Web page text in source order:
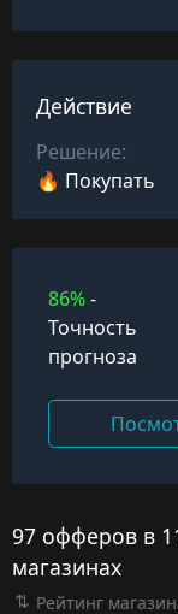
Действие
Решение:
🔥 Покупать
86%-
Точность
прогноза
97 офферов в
магазинах
Рейтинг